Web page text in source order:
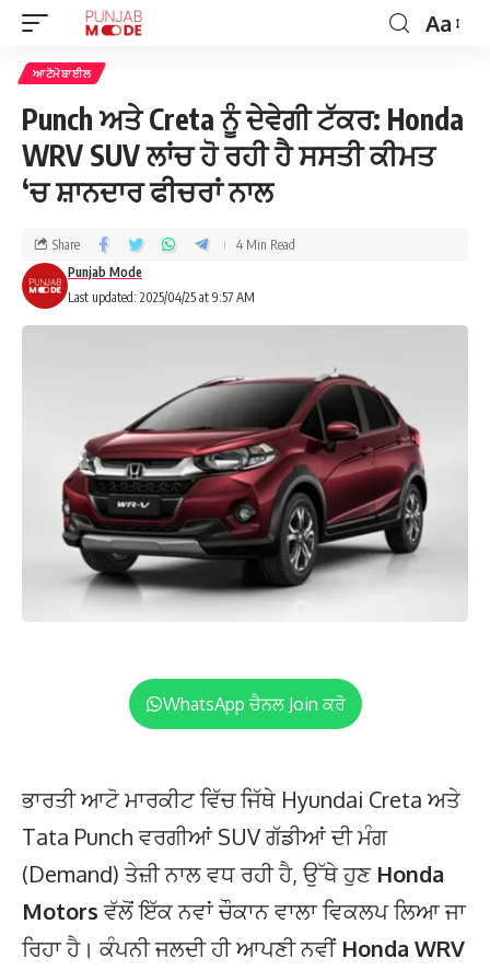
Aa
ਆਟੋਮੋਬਾਈਲ
Punch ਅਤੇ Creta ਨੂੰ ਦੇਵੇਗੀ ਟੱਕਰ: Honda
WRV SUV ਲਾਂਚ ਹੋ ਰਹੀ ਹੈ ਸਸਤੀ ਕੀਮਤ
‘ਚ ਸ਼ਾਨਦਾਰ ਫੀਚਰਾਂ ਨਾਲ
Last updated: 2025/04/25 at 9:57 AM
Punjab Mode
Share 4 Min Read
WhatsApp ਚੈਨਲ Join ਕਰੋ
ਭਾਰਤੀ ਆਟੋ ਮਾਰਕੀਟ ਵਿੱਚ ਜਿੱਥੇ Hyundai Creta ਅਤੇ
Tata Punch ਵਰਗੀਆਂ SUV ਗੱਡੀਆਂ ਦੀ ਮੰਗ
(Demand) ਤੇਜ਼ੀ ਨਾਲ ਵਧ ਰਹੀ ਹੈ, ਉੱਥੇ ਹੁਣ Honda
Motorsਵੱਲੋਂ ਇੱਕ ਨਵਾਂ ਚੌਕਾਨ ਵਾਲਾ ਵਿਕਲਪ ਲਿਆ ਜਾ
ਰਿਹਾ ਹੈ। ਕੰਪਨੀ ਜਲਦੀ ਹੀ ਆਪਣੀ ਨਵੀਂ Honda WRV